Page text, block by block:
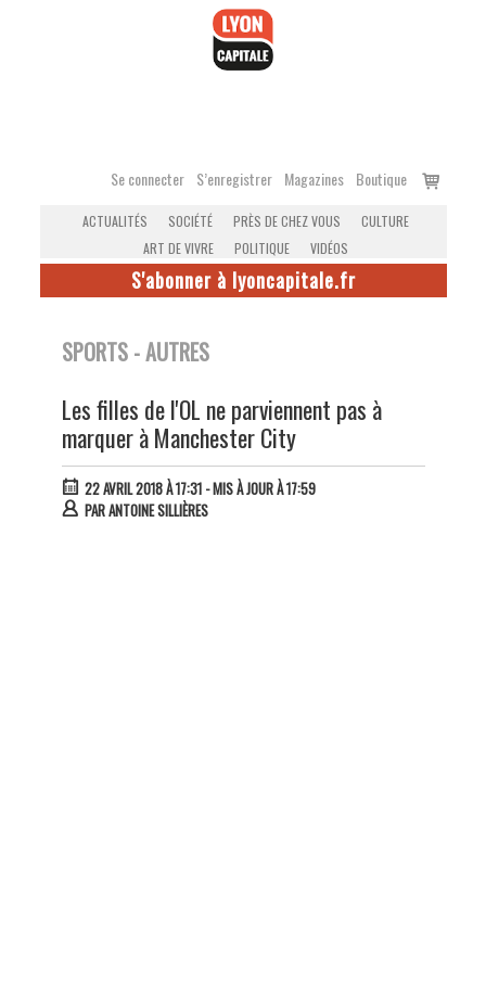
Se connecter S’enregistrer Magazines Boutique
Voir
ACTUALITÉS SOCIÉTÉ PRÈS DE CHEZ VOUS
CULTURE
ART DE VIVRE
POLITIQUE VIDÉOS
S'abonner à lyoncapitale.fr
SPORTS - AUTRES
Les filles de l'OL ne parviennent pas à
marquer à Manchester City
22 AVRIL 2018 À 17:31- MIS À JOUR À 17:59
PARANTOINE SILLIÈRES